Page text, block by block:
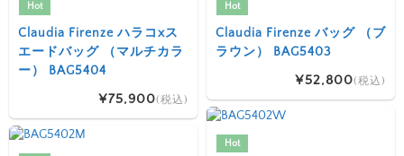
Hot
Claudia Firenze ハラコxス
エードバッグ （マルチカラ
ー） BAG5404
¥75,900(税込)
Hot
Claudia Firenze バッグ （ブ
ラウン） BAG5403
¥52,800(税込)
Hot